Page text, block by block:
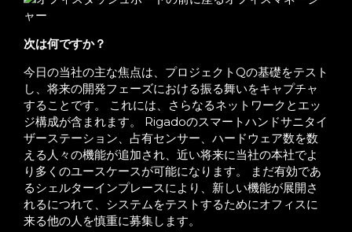
次は何ですか？
今日の当社の主な焦点は、プロジェクトQの基礎をテスト
し、将来の開発フェーズにおける振る舞いをキャプチャ
することです。 これには、さらなるネットワークとエッ
ジ構成が含まれます。 Rigadoのスマートハンドサニタイ
ザーステーション、占有センサー、ハードウェア数を数
える人々の機能が追加され、近い将来に当社の本社でよ
り多くのユースケースが可能になります。 まだ有効であ
るシェルターインプレースにより、新しい機能が展開さ
れるにつれて、システムをテストするためにオフィスに
来る他の人を慎重に募集します。